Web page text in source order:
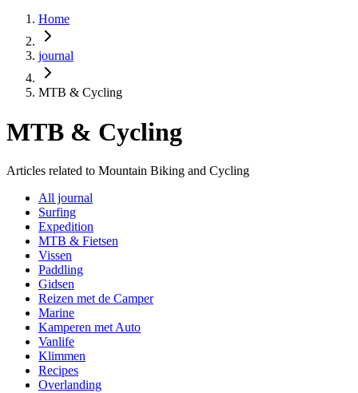
Home
journal
MTB & Cycling
MTB & Cycling
Articles related to Mountain Biking and Cycling
All journal
Surfing
Expedition
MTB & Fietsen
Vissen
Paddling
Gidsen
Reizen met de Camper
Marine
Kamperen met Auto
Vanlife
Klimmen
Recipes
Overlanding